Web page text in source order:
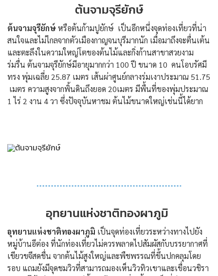
ต้นจามจุรียักษ์
ต้นจามจุรียักษ์หรือต้นก้ามปูยักษ์ เป็นอีกหนึ่งจุดท่องเที่ยวที่น่า
สนใจและไม่ไกลจากตัวเมืองกาญจนบุรีมากนัก เมื่อมาถึงจะตื่นเต้น
และตะลึงในความใหญ่โตของต้นไม้และกิ่งก้านสาขาสวยงาม
ร่มรื่น ต้นจามจุรียักษ์มีอายุมากกว่า 100 ปี ขนาด 10 คนโอบรัศมี
ทรง พุ่มเฉลี่ย 25.87 เมตร เส้นผ่าศูนย์กลางร่มเงาประมาณ 51.75
เมตร ความสูงจากพิ้นดินถึงยอด 20เมตร มีพื้นที่ของพุ่มประมาณ
1 ไร่ 2 งาน 4 วา ซึ่งปัจจุบันหาชม ต้นไม้ขนาดใหญ่เช่นนี้ได้ยาก
อุทยานแห่งชาติทองผาภูมิ
อุทยานแห่งชาติทองผาภูมิ เป็นจุดท่องเที่ยวระหว่างทางไปยัง
หมู่บ้านอีต่อง ที่นักท่องเที่ยวไม่ควรพลาดไปสัมผัสกับบรรยากาศที่
เขียวขจีสดชื่น จากต้นไม้สูงใหญ่และพืชพรรณที่ขึ้นปกคลุมโดย
รอบ แถมยังมีจุดชมวิวที่สามารถมองเห็นวิวทิวเขาและเขื่อนวชิรา